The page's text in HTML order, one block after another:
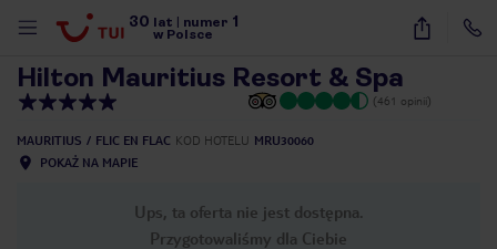
30 lat numer 1
w Polsce
44
Hilton Mauritius Resort & Spa
(461 opinii)
MAURITIUS FLIC EN FLAC KOD HOTELU MRU30060
POKAŻ NA MAPIE
Ups, ta oferta nie jest dostępna.
Przygotowaliśmy dla Ciebie